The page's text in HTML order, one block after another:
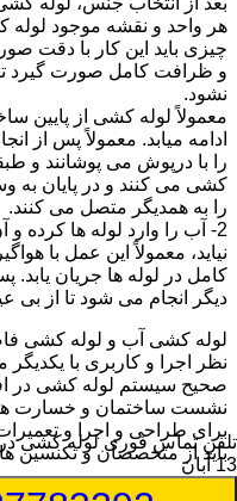
هر واحد و نقشه موجود لوله
چیزی باید این کار با دقت
و ظرافت کامل صورت گیرد تا
نشود.
معمولاً لوله کشی از پایین
ادامه میابد. معمولاً پس از
را با درپوش می پوشانند و
کشی می کنند و در پایان به
را به همدیگر متصل می کنند.
2- آب را وارد لوله ها
نیاید، معمولاً این عمل با
کامل در لوله ها جریان یابد.
دیگر انجام می شود تا از
لوله کشی آب و لوله کشی
نظر اجرا و کاربری با
صحیح سیستم لوله کشی در
نشست ساختمان و خسارت ها
برای طراحی و اجرا و
باید از متخصصان و تکنسین
تلفن تماس فوری
13 آبان